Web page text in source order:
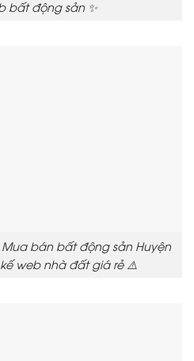
bất động sản ✨
bán bất động sản Huyện
kế web nhà đất giá rẻ ⚠️